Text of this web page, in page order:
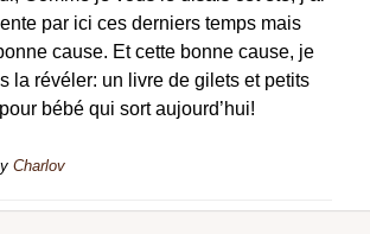
par ici ces derniers temps mais
cause. Et cette bonne cause, je
la révéler: un livre de gilets et petits
bébé qui sort aujourd’hui!
Charlov